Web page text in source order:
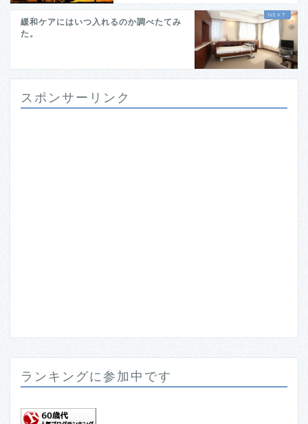
緩和ケアにはいつ入れるのか調べたてみ
た。
スポンサーリンク
ランキングに参加中です